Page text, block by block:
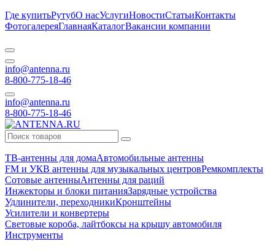
Где купитьРутубО насУслугиНовостиСтатьиКонтакты
ФотогалереяГлавнаяКаталогВакансии компании
info@antenna.ru
8-800-775-18-46
info@antenna.ru
8-800-775-18-46
ТВ-антенны для домаАвтомобильные антенны
FM и УКВ антенны для музыкальных центровРемкомплекты
Сотовые антенныАнтенны для раций
Инжекторы и блоки питанияЗарядные устройства
Удлинители, переходникиКронштейны
Усилители и конвертеры
Световые короба, лайтбоксы на крышу автомобиля
Инструменты